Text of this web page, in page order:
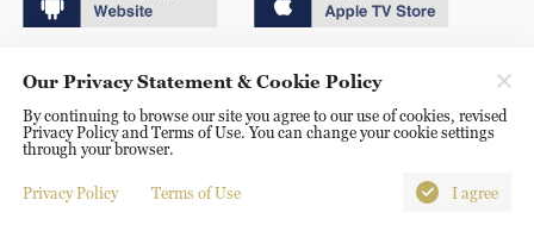
京ICP备20000184号
京公网安备 11010502050052号
Disinformation report hotline: 010-85061466
Our Privacy Statement & Cookie Policy
By continuing to browse our site you agree to our use of cookies, revised
Privacy Policy and Terms of Use. You can change your cookie settings
through your browser.
Privacy Policy Terms of Use I agree